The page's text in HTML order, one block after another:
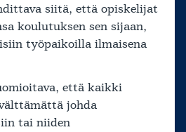
siitä, että opiskelijat
koulutuksen sen sijaan,
työpaikoilla ilmaisena
että kaikki
johda
tai niiden